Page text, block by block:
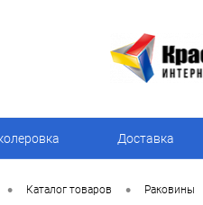
Доставка
• Каталог товаров • Раковины